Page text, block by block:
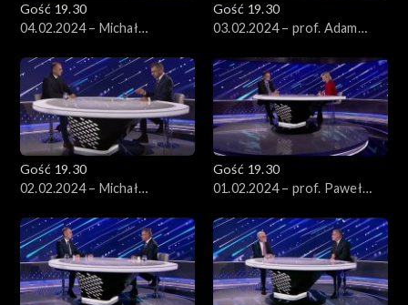
Gość 19.30
04.02.2024 – Michał
Gość 19.30
03.02.2024 – prof. Adam
Gość 19.30
02.02.2024 – Michał
Gość 19.30
01.02.2024 – prof. Paweł